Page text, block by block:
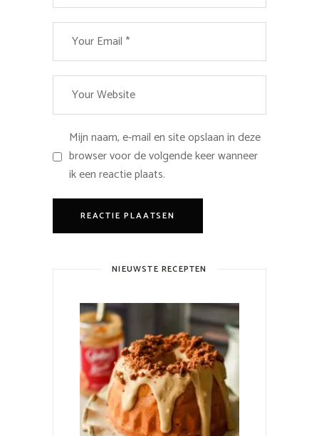
Mijn naam, e-mail en site opslaan in deze
browser voor de volgende keer wanneer
ik een reactie plaats.
NIEUWSTE RECEPTEN